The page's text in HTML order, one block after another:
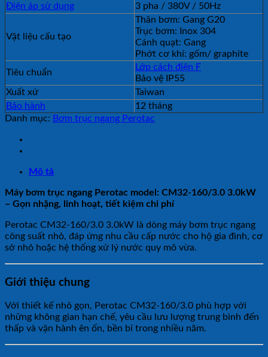
Điện áp sử dụng
3 pha / 380V / 50Hz
Vật liệu cấu tạo
Thân bơm: Gang G20
Trục bơm: Inox 304
Cánh quạt: Gang
Phớt cơ khí: gốm/ graphite
Tiêu chuẩn
Lớp cách điện F
Bảo vệ IP55
Xuất xứ
Taiwan
Bảo hành
12 tháng
Danh mục: Bơm trục ngang Perotac
Mô tả
Máy bơm trục ngang Perotac model: CM32-160/3.0 3.0kW
– Gọn nhặng, linh hoạt, tiết kiệm chi phí
Perotac CM32-160/3.0 3.0kW là dòng máy bơm trục ngang
công suất nhỏ, đáp ứng nhu cầu cấp nước cho hộ gia đình, cơ
sở nhỏ hoặc hệ thống xử lý nước quy mô vừa.
Giới thiệu chung
Với thiết kế nhỏ gọn, Perotac CM32-160/3.0 phù hợp với
những không gian hạn chế, yêu cầu lưu lượng trung bình đến
thấp và vận hành ên ốn, bền bỉ trong nhiều năm.